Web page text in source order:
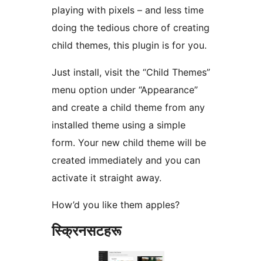
playing with pixels – and less time
doing the tedious chore of creating
child themes, this plugin is for you.
Just install, visit the “Child Themes”
menu option under “Appearance”
and create a child theme from any
installed theme using a simple
form. Your new child theme will be
created immediately and you can
activate it straight away.
How’d you like them apples?
स्क्रिनसटहरू